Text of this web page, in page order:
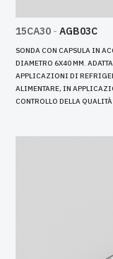
15CA30 - AGB03C
SONDA CON CAPSULA IN
DIAMETRO 6X40 MM.
APPLICAZIONI DI
ALIMENTARE, IN
CONTROLLO DELLA